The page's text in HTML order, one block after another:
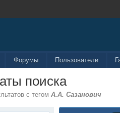
Форумы Пользователи
поиска
с тегомА.А. Сазанович